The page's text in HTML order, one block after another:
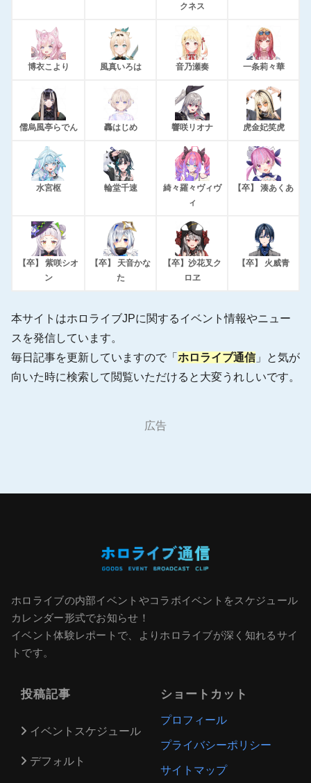
クネス
博衣こより 風真いろは 音乃瀬奏 一条莉々華
儒烏風亭らでん 轟はじめ 響咲リオナ 虎金妃笑虎
水宮枢 輪堂千速
綺々羅々ヴィヴ
ィ
【卒】 湊あくあ
【卒】 紫咲シオ
ン
【卒】 天音かな
た
【卒】沙花叉ク
ロヱ
【卒】 火威青
本サイトはホロライブJPに関するイベント情報やニュー
スを発信しています。
毎日記事を更新していますので「 ホロライブ通信 」と気が
向いた時に検索して閲覧いただけると大変うれしいです。
広告
ホロライブの内部イベントやコラボイベントをスケジュール
カレンダー形式でお知らせ！
イベント体験レポートで、よりホロライブが深く知れるサイ
トです。
投稿記事
イベントスケジュール
デフォルト
ショートカット
プロフィール
プライバシーポリシー
サイトマップ